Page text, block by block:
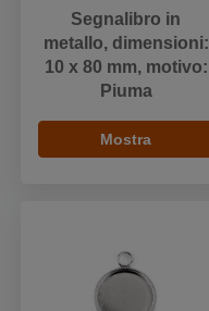
Segnalibro in
metallo, dimensioni:
10 x 80 mm, motivo:
Piuma
Mostra